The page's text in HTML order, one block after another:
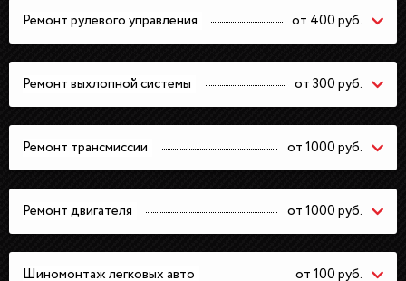
Ремонт рулевого управления от 400 руб.
Ремонт выхлопной системы от 300 руб.
Ремонт трансмиссии от 1000 руб.
Ремонт двигателя от 1000 руб.
Шиномонтаж легковых авто от 100 руб.